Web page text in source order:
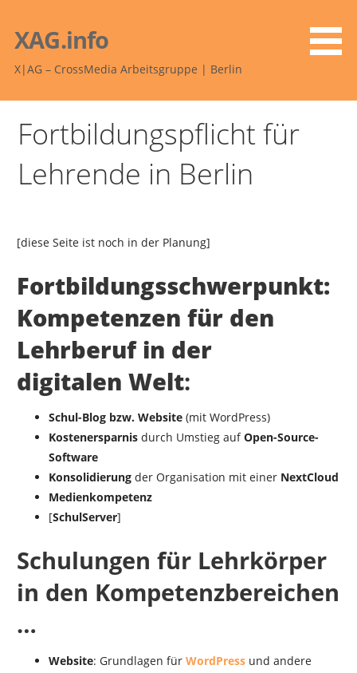
Inhalt
springen
XAG.info
X|AG – CrossMedia Arbeitsgruppe | Berlin
Fortbildungspflicht für
Lehrende in Berlin
[diese Seite ist noch in der Planung]
Fortbildungsschwerpunkt:
Kompetenzen für den
Lehrberuf in der
digitalen Welt:
Schul-Blog bzw. Website(mit WordPress)
Kostenersparnisdurch Umstieg aufOpen-Source-
Software
Konsolidierungder Organisation mit einer NextCloud
Medienkompetenz
[SchulServer]
Schulungen für Lehrkörper
in den Kompetenzbereichen
…
Website: Grundlagen für WordPressund andere